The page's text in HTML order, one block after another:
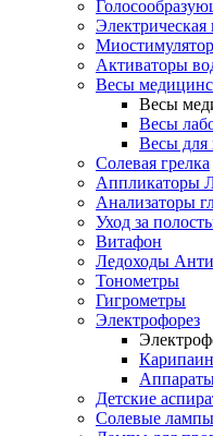
Электрическая
Активаторы
Весы
Весы
Весы
Весы для
Солевая грелка
Аппликаторы
Анализаторы
Уход за
Витафон
Ледоходы
Тонометры
Гигрометры
Электрофорез
Карипаин
Детские
Солевые лампы